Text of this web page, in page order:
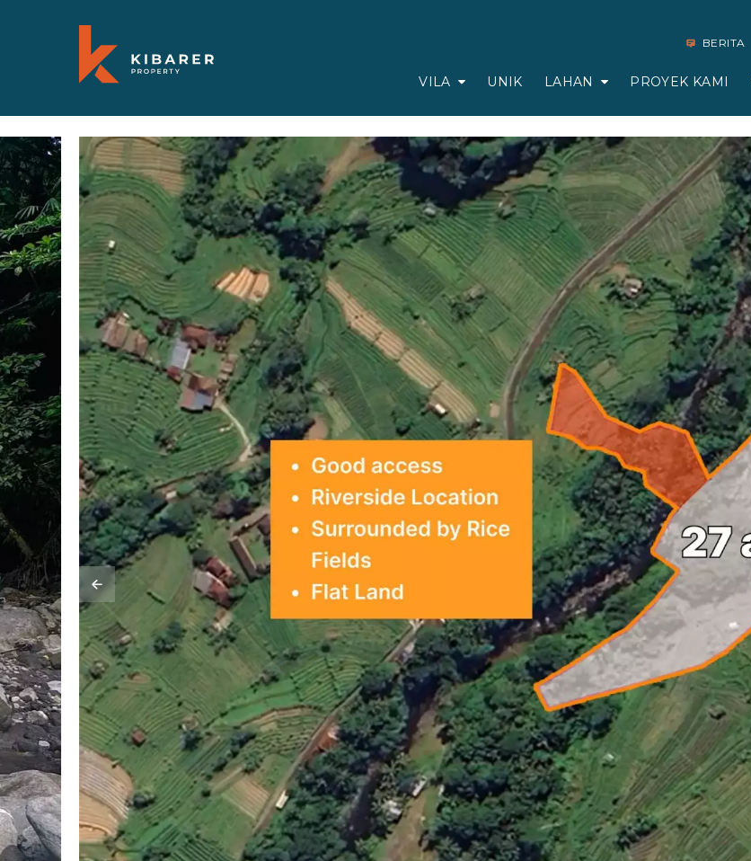
BERITA
VILA UNIK LAHAN PROYEK KAMI